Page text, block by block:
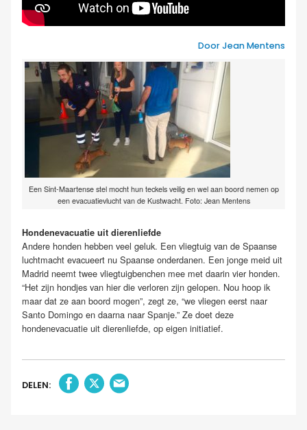
Door Jean Mentens
Een Sint-Maartense stel mocht hun teckels veilig en wel aan boord nemen op
een evacuatievlucht van de Kustwacht. Foto: Jean Mentens
Hondenevacuatie uit dierenliefde
Andere honden hebben veel geluk. Een vliegtuig van de Spaanse
luchtmacht evacueert nu Spaanse onderdanen. Een jonge meid uit
Madrid neemt twee vliegtuigbenchen mee met daarin vier honden.
“Het zijn hondjes van hier die verloren zijn gelopen. Nou hoop ik
maar dat ze aan boord mogen”, zegt ze, “we vliegen eerst naar
Santo Domingo en daarna naar Spanje.” Ze doet deze
hondenevacuatie uit dierenliefde, op eigen initiatief.
DELEN: